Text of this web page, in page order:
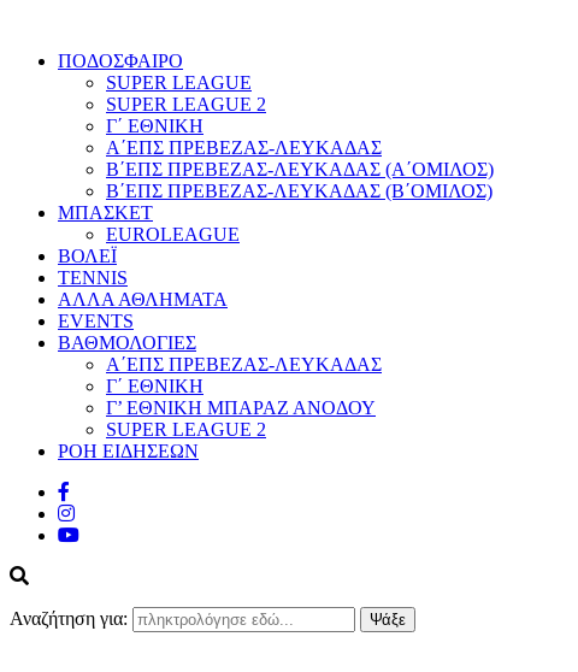
ΠΟΔΟΣΦΑΙΡΟ
SUPER LEAGUE
SUPER LEAGUE 2
Γ΄ ΕΘΝΙΚΗ
Α΄ΕΠΣ ΠΡΕΒΕΖΑΣ-ΛΕΥΚΑΔΑΣ
Β΄ΕΠΣ ΠΡΕΒΕΖΑΣ-ΛΕΥΚΑΔΑΣ (Α΄ΟΜΙΛΟΣ)
Β΄ΕΠΣ ΠΡΕΒΕΖΑΣ-ΛΕΥΚΑΔΑΣ (Β΄ΟΜΙΛΟΣ)
ΜΠΑΣΚΕΤ
EUROLEAGUE
ΒΟΛΕΪ
TENNIS
ΑΛΛΑ ΑΘΛΗΜΑΤΑ
EVENTS
ΒΑΘΜΟΛΟΓΙΕΣ
Α΄ΕΠΣ ΠΡΕΒΕΖΑΣ-ΛΕΥΚΑΔΑΣ
Γ΄ ΕΘΝΙΚΗ
Γ’ ΕΘΝΙΚΗ ΜΠΑΡΑΖ ΑΝΟΔΟΥ
SUPER LEAGUE 2
ΡΟΗ ΕΙΔΗΣΕΩΝ
Αναζήτηση για: